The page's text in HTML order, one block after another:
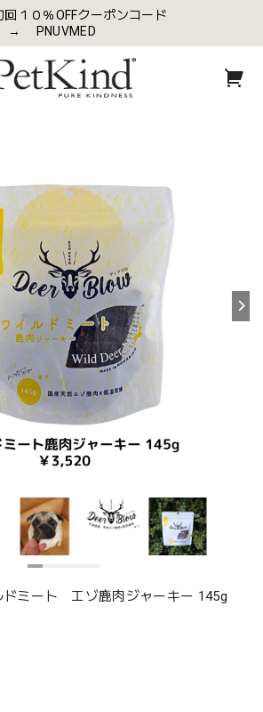
回１０％OFFクーポンコード
→ PNUVMED
ミート エゾ鹿肉ジャーキー 145g